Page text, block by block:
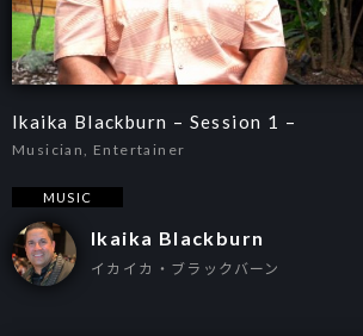
Ikaika Blackburn – Session 1 –
Musician, Entertainer
MUSIC
Ikaika Blackburn
イカイカ・ブラックバーン